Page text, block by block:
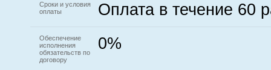
Сроки и условия
оплаты
Оплата в течение 60
Обеспечение
исполнения
обязательств по
договору
0%